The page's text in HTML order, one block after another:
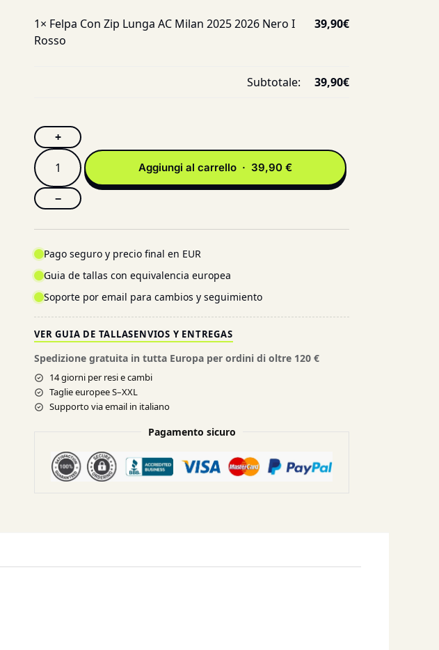
1× Felpa Con Zip Lunga AC Milan 2025 2026 Nero I
Rosso
39,90€
Subtotale: 39,90€
+
−
Aggiungi al carrello · 39,90 €
Pago seguro y precio final en EUR
Guia de tallas con equivalencia europea
Soporte por email para cambios y seguimiento
VER GUIA DE TALLASENVIOS Y ENTREGAS
Spedizione gratuita in tutta Europa per ordini di oltre 120 €
14 giorni per resi e cambi
Taglie europee S–XXL
Supporto via email in italiano
Pagamento sicuro